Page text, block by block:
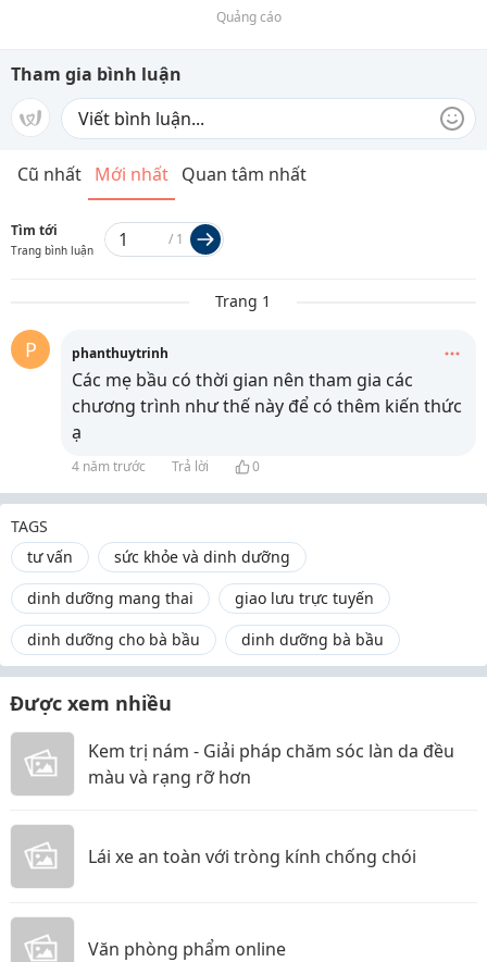
Quảng cáo
Tham gia bình luận
Cũ nhất Mới nhất Quan tâm nhất
Tìm tới
Trang bình luận
/ 1
Trang 1
P phanthuytrinh
Các mẹ bầu có thời gian nên tham gia các
chương trình như thế này để có thêm kiến thức
ạ
4 năm trước Trả lời 0
TAGS
tư vấn
sức khỏe và dinh dưỡng
dinh dưỡng mang thai
giao lưu trực tuyến
dinh dưỡng cho bà bầu
dinh dưỡng bà bầu
Được xem nhiều
Kem trị nám - Giải pháp chăm sóc làn da đều
màu và rạng rỡ hơn
Lái xe an toàn với tròng kính chống chói
Văn phòng phẩm online